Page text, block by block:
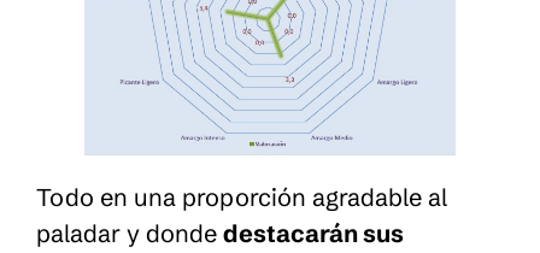
Todo en una proporción agradable al
paladar y donde destacarán sus